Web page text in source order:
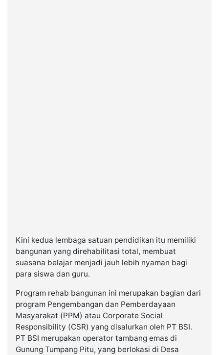
Kini kedua lembaga satuan pendidikan itu memiliki
bangunan yang direhabilitasi total, membuat
suasana belajar menjadi jauh lebih nyaman bagi
para siswa dan guru.
Program rehab bangunan ini merupakan bagian dari
program Pengembangan dan Pemberdayaan
Masyarakat (PPM) atau Corporate Social
Responsibility (CSR) yang disalurkan oleh PT BSI.
PT BSI merupakan operator tambang emas di
Gunung Tumpang Pitu, yang berlokasi di Desa